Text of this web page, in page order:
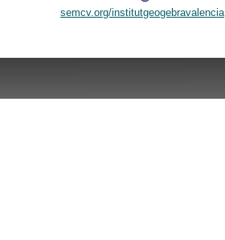
semcv.org/institutgeogebravalencia